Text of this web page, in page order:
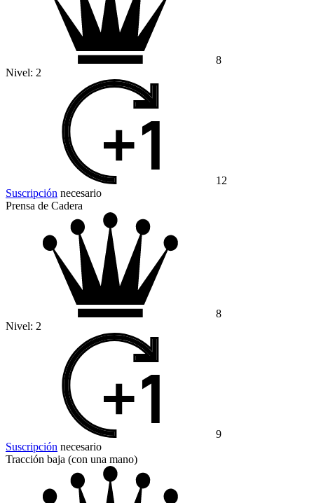
8
Nivel: 2
12
Suscripción necesario
Prensa de Cadera
8
Nivel: 2
9
Suscripción necesario
Tracción baja (con una mano)